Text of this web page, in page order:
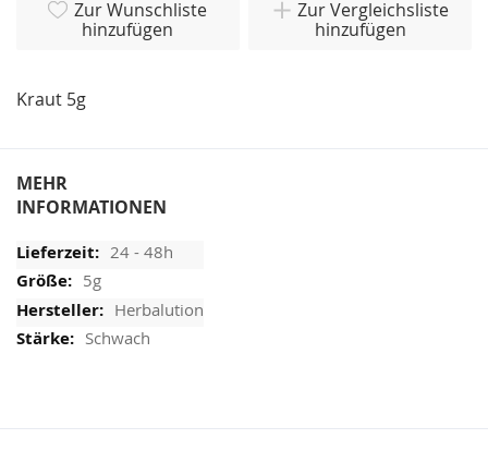
Zur Wunschliste
hinzufügen
Zur Vergleichsliste
hinzufügen
Kraut 5g
MEHR
INFORMATIONEN
24 - 48h
5g
Herbalution
Schwach